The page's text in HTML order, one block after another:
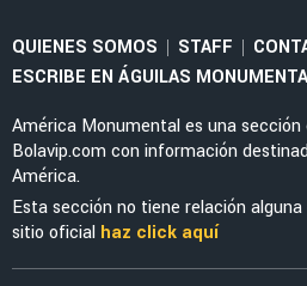
QUIENES SOMOS | STAFF |
ESCRIBE EN ÁGUILAS
América Monumental es una
Bolavip.com con información
América.
Esta sección no tiene relación
sitio oficial haz click aquí